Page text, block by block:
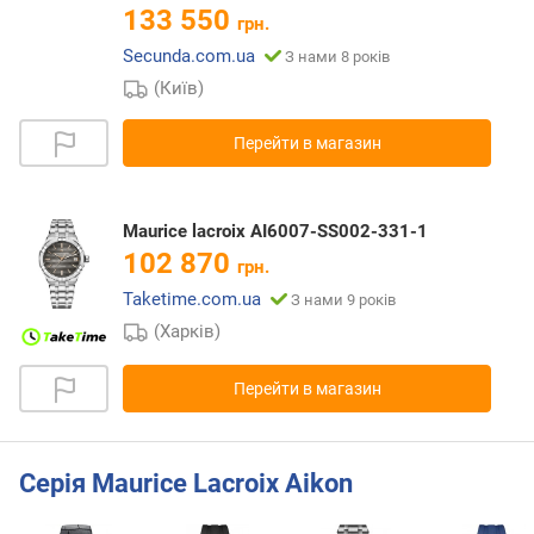
133 550 грн.
Secunda.com.ua
З нами 8 років
(Київ)
Перейти в магазин
Maurice lacroix AI6007-SS002-331-1
102 870 грн.
Taketime.com.ua
З нами 9 років
(Харків)
Перейти в магазин
Серія Maurice Lacroix Aikon